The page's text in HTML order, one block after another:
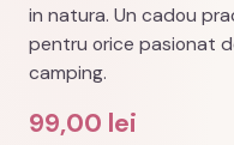
in natura. Un cadou
pentru orice pasionat
camping.
99,00 lei